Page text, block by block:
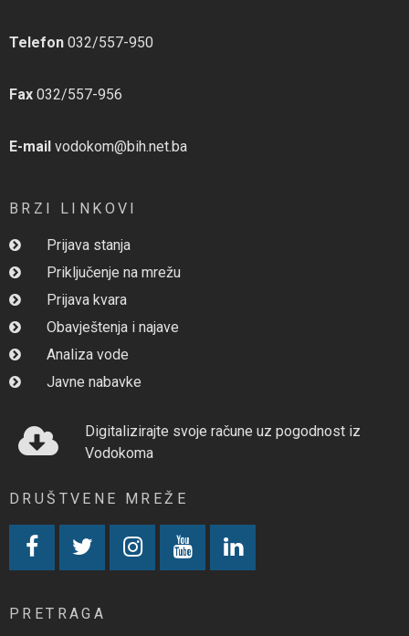
Telefon 032/557-950
Fax 032/557-956
E-mail vodokom@bih.net.ba
BRZI LINKOVI
Prijava stanja
Priključenje na mrežu
Prijava kvara
Obavještenja i najave
Analiza vode
Javne nabavke
Digitalizirajte svoje račune uz pogodnost iz
Vodokoma
DRUŠTVENE MREŽE
PRETRAGA